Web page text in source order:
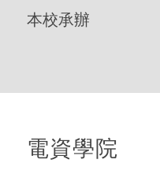
本校承辦
電資學院